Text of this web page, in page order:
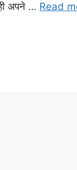
अपने … Read